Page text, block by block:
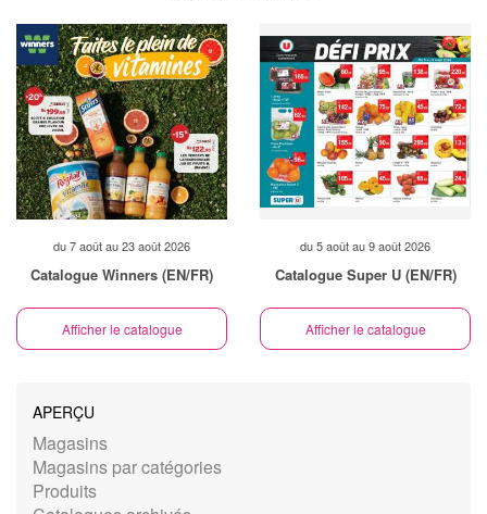
du 7 août au 23 août 2026
Catalogue Winners (EN/FR)
Afficher le catalogue
du 5 août au 9 août 2026
Catalogue Super U (EN/FR)
Afficher le catalogue
APERÇU
Magasins
Magasins par catégories
Produits